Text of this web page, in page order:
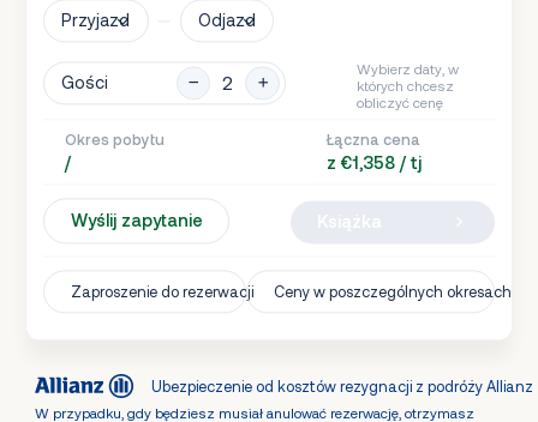
Przyjazd Odjazd
Gości
Wybierz daty, w
których chcesz
obliczyć cenę
Okres pobytu
/
Łączna cena
z €1,358 / tj
Wyślij zapytanie
Zaproszenie do rezerwacji Ceny w poszczególnych okresach
Ubezpieczenie od kosztów rezygnacji z podróży Allianz
W przypadku, gdy będziesz musiał anulować rezerwację, otrzymasz